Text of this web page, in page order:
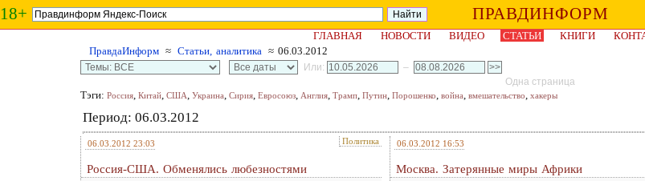
18+ ПРАВДИНФОРМ
ГЛАВНАЯ
НОВОСТИ ВИДЕО СТАТЬИ КНИГИ
ПравдаИнформ ≈ Статьи, аналитика ≈ 06.03.2012
Или:
–
Одна страница
Тэги: Россия, Китай, США, Украина, Сирия, Евросоюз, Англия, Трамп, Путин, Порошенко, война, вмешательство, хакеры
Период: 06.03.2012
06.03.2012 23:03 Политика
Россия-США. Обменялись любезностями
06.03.2012 16:53
Москва. Затерянные миры Африки